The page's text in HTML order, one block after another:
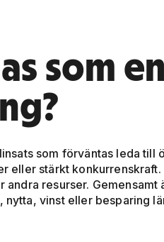
som en
som förväntas leda till
eller stärkt
andra resurser.
vinst eller besparing